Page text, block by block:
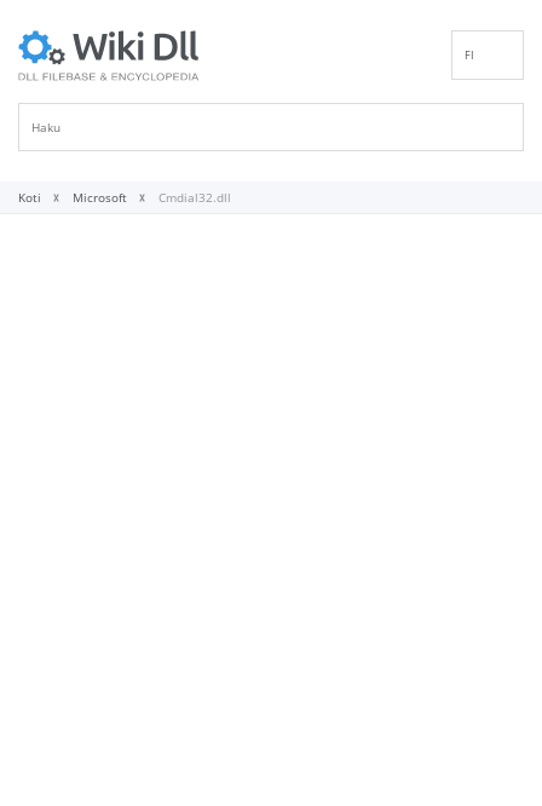
FI
Koti Microsoft Cmdial32.dll